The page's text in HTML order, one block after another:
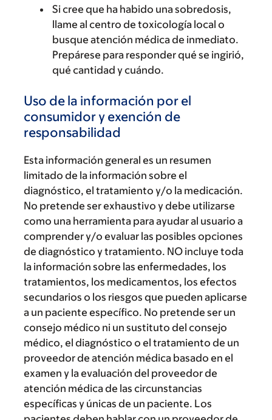
Si cree que ha habido una sobredosis,
llame al centro de toxicología local o
busque atención médica de inmediato.
Prepárese para responder qué se ingirió,
qué cantidad y cuándo.
Uso de la información por el
consumidor y exención de
responsabilidad
Esta información general es un resumen
limitado de la información sobre el
diagnóstico, el tratamiento y/o la medicación.
No pretende ser exhaustivo y debe utilizarse
como una herramienta para ayudar al usuario a
comprender y/o evaluar las posibles opciones
de diagnóstico y tratamiento. NO incluye toda
la información sobre las enfermedades, los
tratamientos, los medicamentos, los efectos
secundarios o los riesgos que pueden aplicarse
a un paciente específico. No pretende ser un
consejo médico ni un sustituto del consejo
médico, el diagnóstico o el tratamiento de un
proveedor de atención médica basado en el
examen y la evaluación del proveedor de
atención médica de las circunstancias
específicas y únicas de un paciente. Los